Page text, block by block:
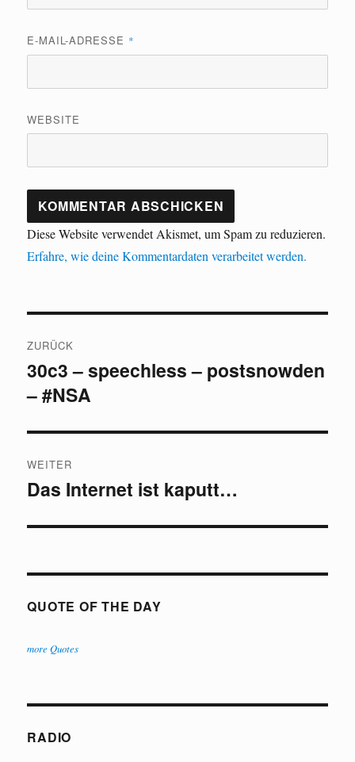
E-MAIL-ADRESSE *
WEBSITE
Diese Website verwendet Akismet, um Spam zu reduzieren.
Erfahre, wie deine Kommentardaten verarbeitet werden.
ZURÜCK
Vorheriger
Beitrag:
30c3 – speechless – postsnowden
– #NSA
WEITER
Nächster
Das Internet ist kaputt…
QUOTE OF THE DAY
more Quotes
RADIO